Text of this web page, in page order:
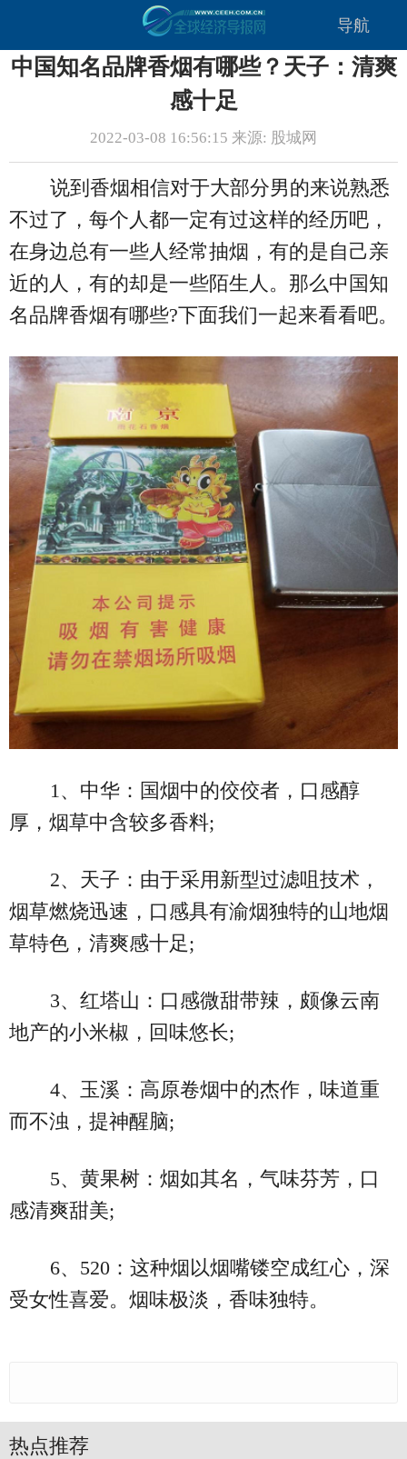
导航
中国知名品牌香烟有哪些？天子：清爽
感十足
2022-03-08 16:56:15 来源: 股城网
说到香烟相信对于大部分男的来说熟悉
不过了，每个人都一定有过这样的经历吧，
在身边总有一些人经常抽烟，有的是自己亲
近的人，有的却是一些陌生人。那么中国知
名品牌香烟有哪些?下面我们一起来看看吧。
1、中华：国烟中的佼佼者，口感醇
厚，烟草中含较多香料;
2、天子：由于采用新型过滤咀技术，
烟草燃烧迅速，口感具有渝烟独特的山地烟
草特色，清爽感十足;
3、红塔山：口感微甜带辣，颇像云南
地产的小米椒，回味悠长;
4、玉溪：高原卷烟中的杰作，味道重
而不浊，提神醒脑;
5、黄果树：烟如其名，气味芬芳，口
感清爽甜美;
6、520：这种烟以烟嘴镂空成红心，深
受女性喜爱。烟味极淡，香味独特。
热点推荐